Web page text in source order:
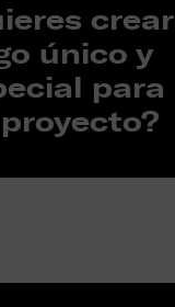
crear
único y
para